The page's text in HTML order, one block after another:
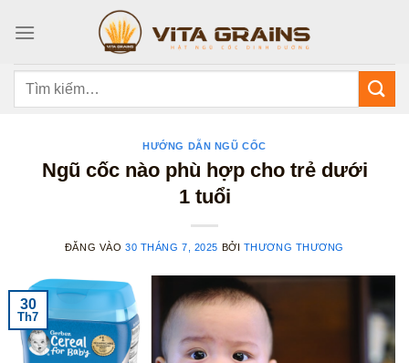
qua
Tìm
HƯỚNG DẪN NGŨ CỐC
Ngũ cốc nào phù hợp cho trẻ dưới
1 tuổi
ĐĂNG VÀO 30 THÁNG 7, 2025 BỞI THƯƠNG THƯƠNG
30
Th7